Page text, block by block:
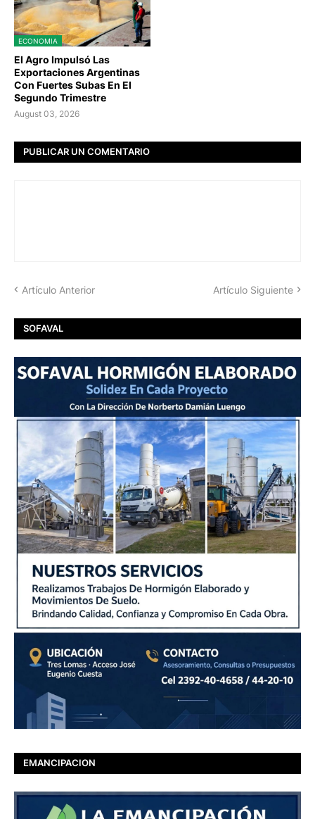
ECONOMIA
El Agro Impulsó Las
Exportaciones Argentinas
Con Fuertes Subas En El
Segundo Trimestre
August 03, 2026
PUBLICAR UN COMENTARIO
Artículo Anterior Artículo Siguiente
SOFAVAL
EMANCIPACION